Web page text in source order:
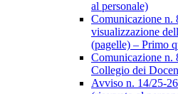
al personale)
Comunicazione n.
visualizzazione
(pagelle) – Primo
Comunicazione n.
Collegio dei
Avviso n. 14/25-